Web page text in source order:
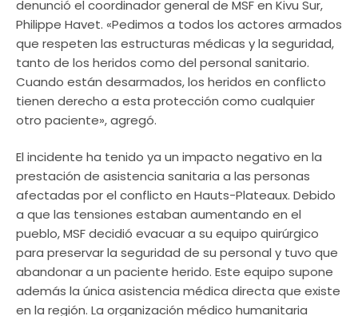
denunció el coordinador general de MSF en Kivu Sur,
Philippe Havet. «Pedimos a todos los actores armados
que respeten las estructuras médicas y la seguridad,
tanto de los heridos como del personal sanitario.
Cuando están desarmados, los heridos en conflicto
tienen derecho a esta protección como cualquier
otro paciente», agregó.
El incidente ha tenido ya un impacto negativo en la
prestación de asistencia sanitaria a las personas
afectadas por el conflicto en Hauts-Plateaux. Debido
a que las tensiones estaban aumentando en el
pueblo, MSF decidió evacuar a su equipo quirúrgico
para preservar la seguridad de su personal y tuvo que
abandonar a un paciente herido. Este equipo supone
además la única asistencia médica directa que existe
en la región. La organización médico humanitaria